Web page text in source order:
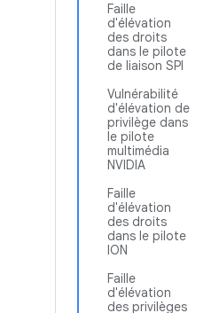
Faille
d'élévation
des droits
dans le pilote
de liaison SPI
Vulnérabilité
d'élévation de
privilège dans
le pilote
multimédia
NVIDIA
Faille
d'élévation
des droits
dans le pilote
ION
Faille
d'élévation
des privilèges